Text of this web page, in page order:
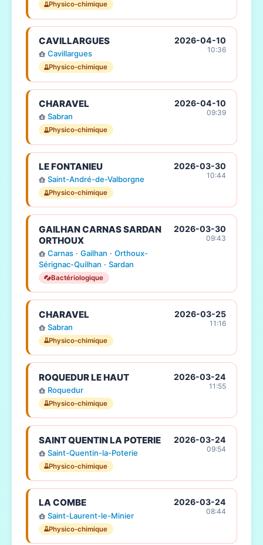
Physico-chimique
CAVILLARGUES
Cavillargues
Physico-chimique
2026-04-10
10:36
CHARAVEL
Sabran
Physico-chimique
2026-04-10
09:39
LE FONTANIEU
Saint-André-de-Valborgne
Physico-chimique
2026-03-30
10:44
GAILHAN CARNAS SARDAN
ORTHOUX
Carnas· Gailhan · Orthoux-
Sérignac-Quilhan · Sardan
Bactériologique
2026-03-30
09:43
CHARAVEL
Sabran
Physico-chimique
2026-03-25
11:16
ROQUEDUR LE HAUT
Roquedur
Physico-chimique
2026-03-24
11:55
SAINT QUENTIN LA POTERIE
Saint-Quentin-la-Poterie
Physico-chimique
2026-03-24
09:54
LA COMBE
Saint-Laurent-le-Minier
Physico-chimique
2026-03-24
08:44